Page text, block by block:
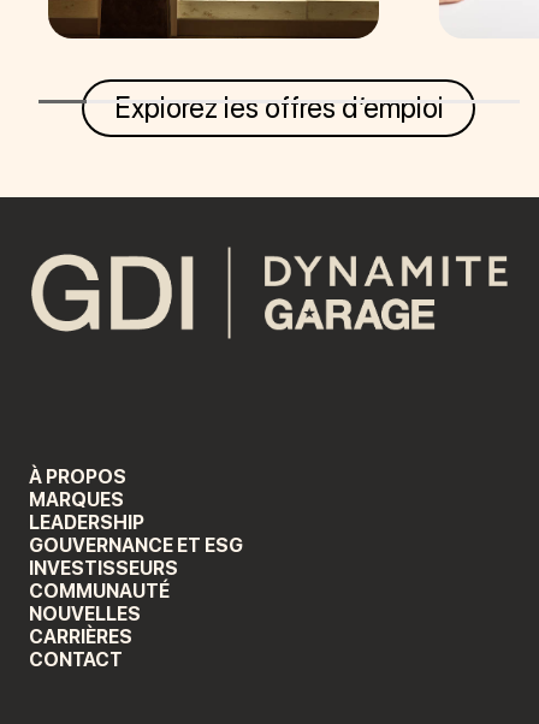
Explorez les offres d’emploi
À PROPOS
MARQUES
LEADERSHIP
GOUVERNANCE ET ESG
INVESTISSEURS
COMMUNAUTÉ
NOUVELLES
CARRIÈRES
CONTACT